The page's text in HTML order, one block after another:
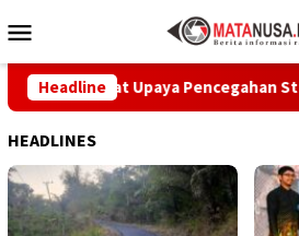
ke
Mobile
Headline
Percepat Upaya Pencegahan Stunting
HEADLINES